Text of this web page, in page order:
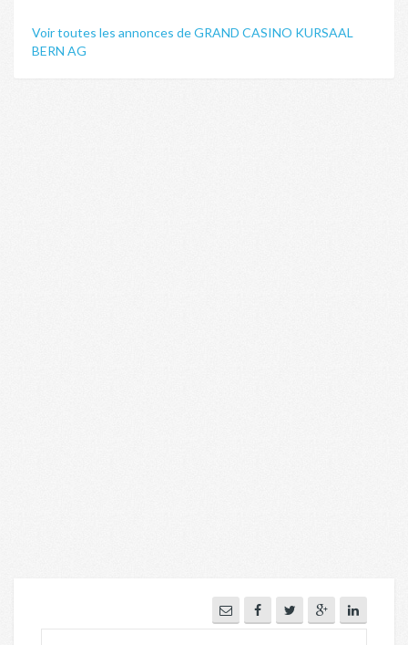
Voir toutes les annonces de GRAND CASINO KURSAAL
BERN AG